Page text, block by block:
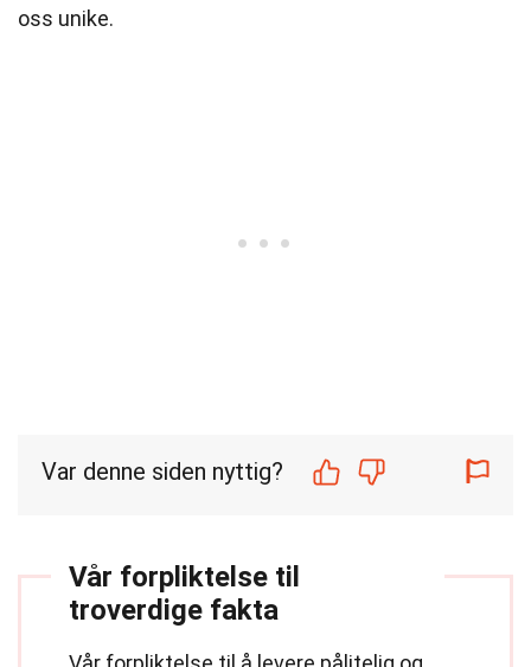
oss unike.
Var denne siden nyttig?
Vår forpliktelse til
troverdige fakta